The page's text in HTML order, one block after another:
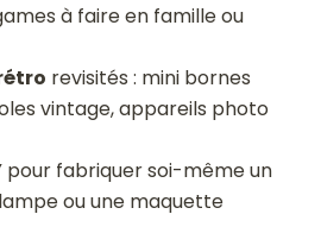
à faire en famille ou
revisités : mini bornes
vintage, appareils photo
pour fabriquer soi-même un
ou une maquette